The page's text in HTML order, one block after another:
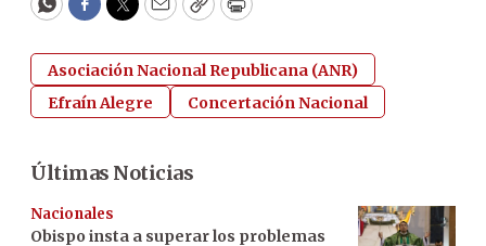
WhatsApp
Facebook
Twitter
EmailCopyPrint
Asociación Nacional Republicana (ANR)
Efraín Alegre
Concertación Nacional
Últimas Noticias
Nacionales
Obispo insta a superar los problemas